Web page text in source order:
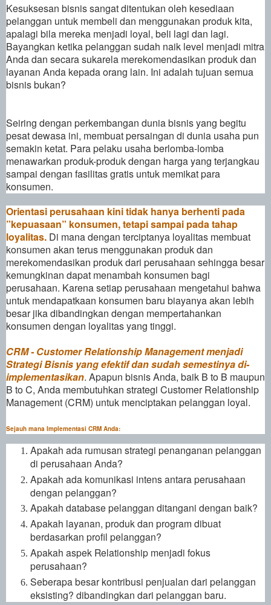
Kesuksesan bisnis sangat ditentukan oleh kesediaan
pelanggan untuk membeli dan menggunakan produk kita,
apalagi bila mereka menjadi loyal, beli lagi dan lagi.
Bayangkan ketika pelanggan sudah naik level menjadi mitra
Anda dan secara sukarela merekomendasikan produk dan
layanan Anda kepada orang lain. Ini adalah tujuan semua
bisnis bukan?
Seiring dengan perkembangan dunia bisnis yang begitu
pesat dewasa ini, membuat persaingan di dunia usaha pun
semakin ketat. Para pelaku usaha berlomba-lomba
menawarkan produk-produk dengan harga yang terjangkau
sampai dengan fasilitas gratis untuk memikat para
konsumen.
Orientasi perusahaan kini tidak hanya berhenti pada
”kepuasaan” konsumen, tetapi sampai pada tahap
loyalitas. Di mana dengan terciptanya loyalitas membuat
konsumen akan terus menggunakan produk dan
merekomendasikan produk dari perusahaan sehingga besar
kemungkinan dapat menambah konsumen bagi
perusahaan. Karena setiap perusahaan mengetahui bahwa
untuk mendapatkaan konsumen baru biayanya akan lebih
besar jika dibandingkan dengan mempertahankan
konsumen dengan loyalitas yang tinggi.
CRM - Customer Relationship Management menjadi
Strategi Bisnis yang efektif dan sudah semestinya di-
implementasikan. Apapun bisnis Anda, baik B to B maupun
B to C, Anda membutuhkan strategi Customer Relationship
Management (CRM) untuk menciptakan pelanggan loyal.
Sejauh mana Implementasi CRM Anda:
Apakah ada rumusan strategi penanganan pelanggan
di perusahaan Anda?
Apakah ada komunikasi intens antara perusahaan
dengan pelanggan?
Apakah database pelanggan ditangani dengan baik?
Apakah layanan, produk dan program dibuat
berdasarkan profil pelanggan?
Apakah aspek Relationship menjadi fokus
perusahaan?
Seberapa besar kontribusi penjualan dari pelanggan
eksisting? dibandingkan dari pelanggan baru.